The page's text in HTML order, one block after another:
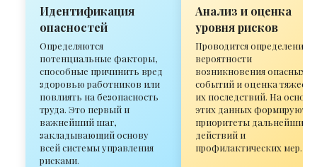
Идентификация
опасностей
Определяются
потенциальные факторы,
способные причинить вред
здоровью работников или
повлиять на безопасность
труда. Это первый и
важнейший шаг,
закладывающий основу
всей системы управления
рисками.
Анализ и оценка
уровня рисков
Проводится определение
вероятности
возникновения опасных
событий и оценка тяжести
их последствий. На основе
этих данных формируются
приоритеты дальнейших
действий и
профилактических мер.